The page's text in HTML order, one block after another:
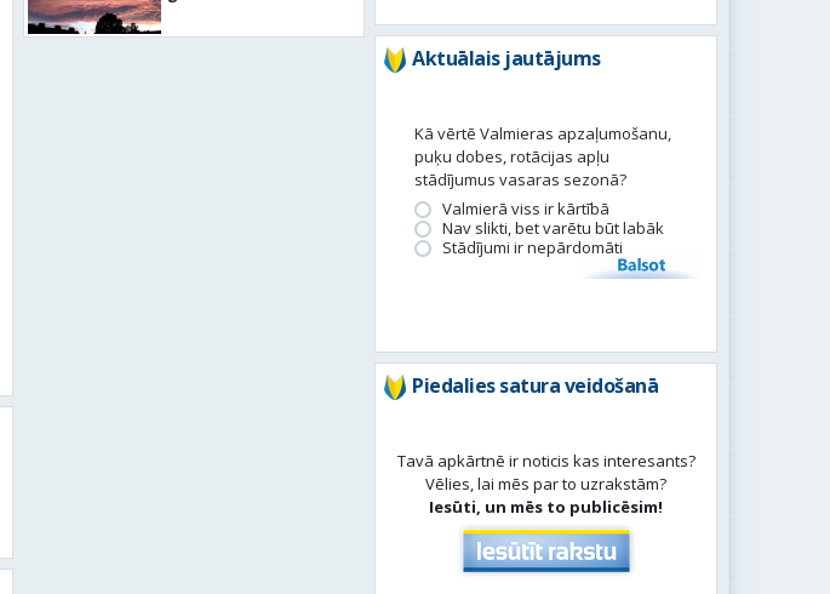
Aktuālais jautājums
Kā vērtē Valmieras apzaļumošanu,
puķu dobes, rotācijas apļu
stādījumus vasaras sezonā?
Valmierā viss ir kārtībā
Nav slikti, bet varētu būt labāk
Stādījumi ir nepārdomāti
Balsot
Piedalies satura veidošanā
Tavā apkārtnē ir noticis kas interesants?
Vēlies, lai mēs par to uzrakstām?
Iesūti, un mēs to publicēsim!